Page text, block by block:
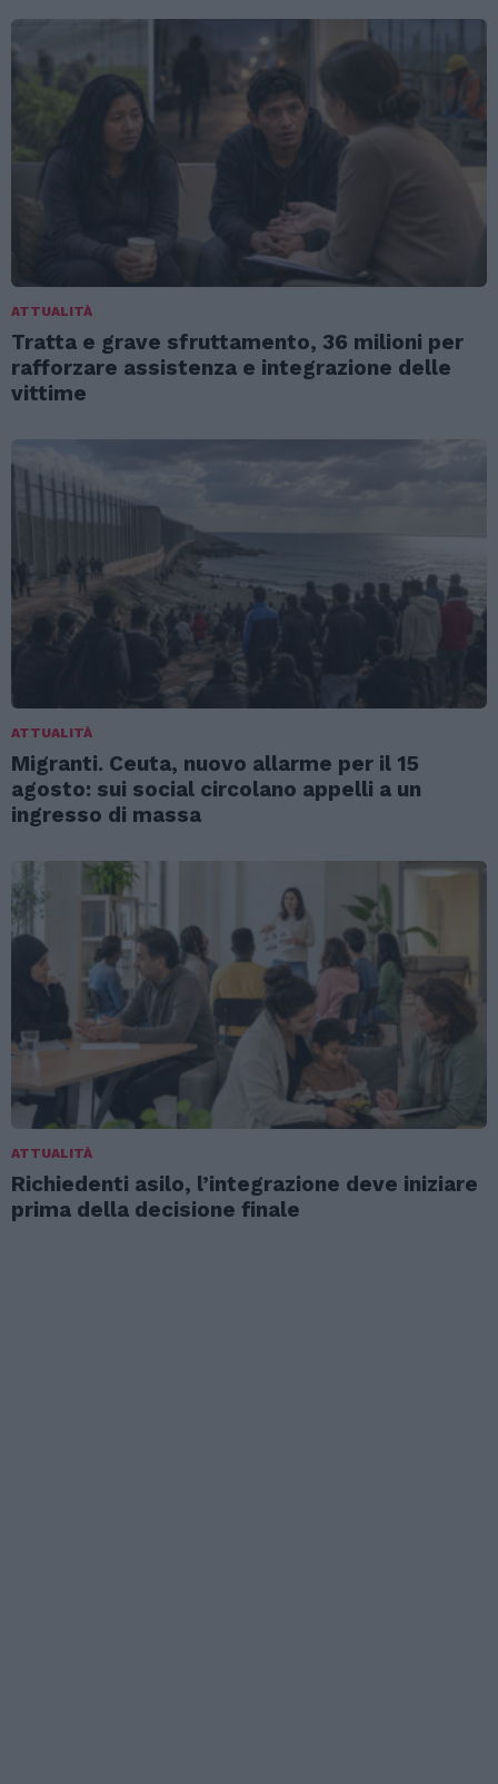
ATTUALITÀ
Tratta e grave sfruttamento, 36 milioni per
rafforzare assistenza e integrazione delle
vittime
ATTUALITÀ
Migranti. Ceuta, nuovo allarme per il 15
agosto: sui social circolano appelli a un
ingresso di massa
ATTUALITÀ
Richiedenti asilo, l’integrazione deve iniziare
prima della decisione finale